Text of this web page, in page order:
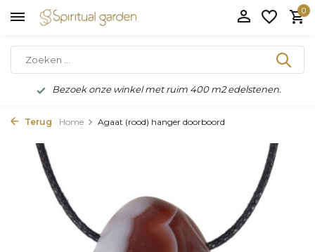
0
Bezoek onze winkel met ruim 400 m2 edelstenen.
Terug Home Agaat (rood) hanger doorboord